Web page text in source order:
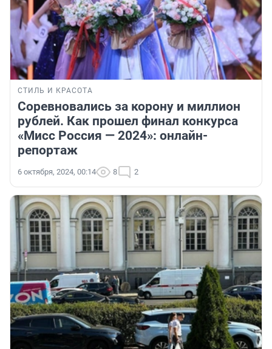
СТИЛЬ И КРАСОТА
Соревновались за корону и миллион
рублей. Как прошел финал конкурса
«Мисс Россия — 2024»: онлайн-
репортаж
6 октября, 2024, 00:14 8 2